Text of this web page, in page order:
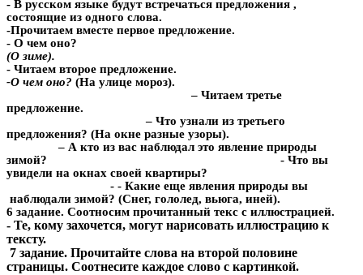
- В русском языке будут встречаться предложения ,
состоящие из одного слова.
-Прочитаем вместе первое предложение.
- О чем оно?
(О зиме).
- Читаем второе предложение.
-О чем оно? (На улице мороз).
– Читаем третье
предложение.
– Что узнали из третьего
предложения? (На окне разные узоры).
– А кто из вас наблюдал это явление природы
зимой? - Что вы
увидели на окнах своей квартиры?
- - Какие еще явления природы вы
наблюдали зимой? (Снег, гололед, вьюга, иней).
6 задание. Соотносим прочитанный текс с иллюстрацией.
- Те, кому захочется, могут нарисовать иллюстрацию к
тексту.
7 задание. Прочитайте слова на второй половине
страницы. Соотнесите каждое слово с картинкой.